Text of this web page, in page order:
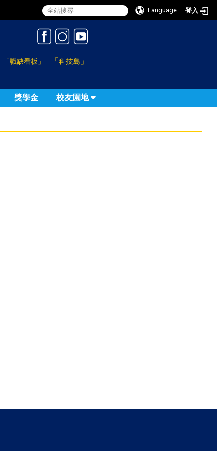
Language 登入
「職缺看板」 「科技島 」
獎學金 校友園地